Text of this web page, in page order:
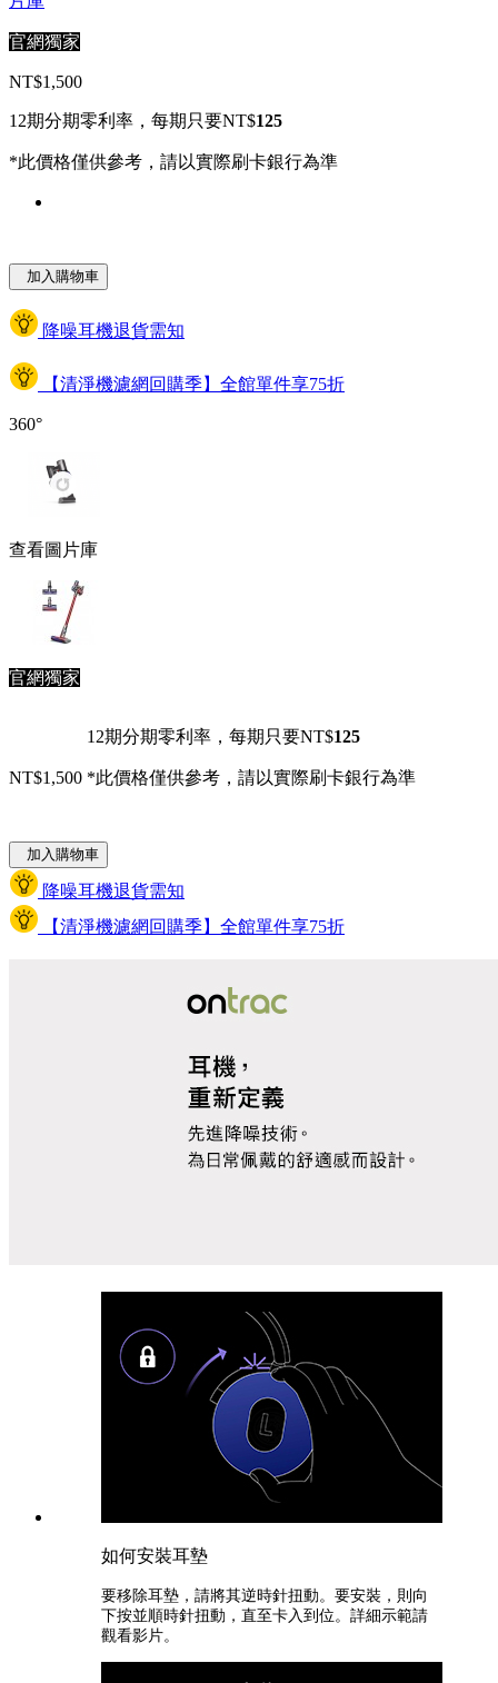
官網獨家
NT$1,500
12期分期零利率，每期只要NT$125
*此價格僅供參考，請以實際刷卡銀行為準
加入購物車
降噪耳機退貨需知
【清淨機濾網回購季】全館單件享75折
360°
查看圖片庫
官網獨家
NT$1,500
12期分期零利率，每期只要NT$125
*此價格僅供參考，請以實際刷卡銀行為準
加入購物車
降噪耳機退貨需知
【清淨機濾網回購季】全館單件享75折
如何安裝耳墊
要移除耳墊，請將其逆時針扭動。要安裝，則向
下按並順時針扭動，直至卡入到位。詳細示範請
觀看影片。